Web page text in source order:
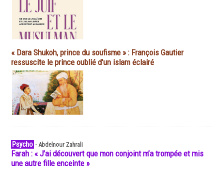
« Dara Shukoh, prince du soufisme » : François Gautier
ressuscite le prince oublié d'un islam éclairé
Psycho -Abdelnour Zahrali
Farah : « J’ai découvert que mon conjoint m’a trompée et mis
une autre fille enceinte »